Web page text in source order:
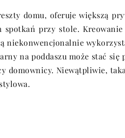
domu, oferuje większą
spotkań przy stole.
niekonwencjonalnie
na poddaszu może stać się
domownicy. Niewątpliwie,